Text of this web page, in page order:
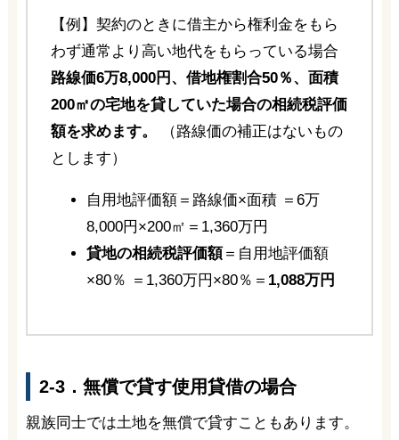
【例】契約のときに借主から権利金をもら
わず通常より高い地代をもらっている場合
路線価6万8,000円、借地権割合50％、面積
200㎡の宅地を貸していた場合の相続税評価
額を求めます。
（路線価の補正はないもの
とします）
自用地評価額＝路線価×面積 ＝6万
8,000円×200㎡＝1,360万円
貸地の相続税評価額＝自用地評価額
×80％ ＝1,360万円×80％＝ 1,088万円
2-3．無償で貸す使用貸借の場合
親族同士では土地を無償で貸すこともあります。